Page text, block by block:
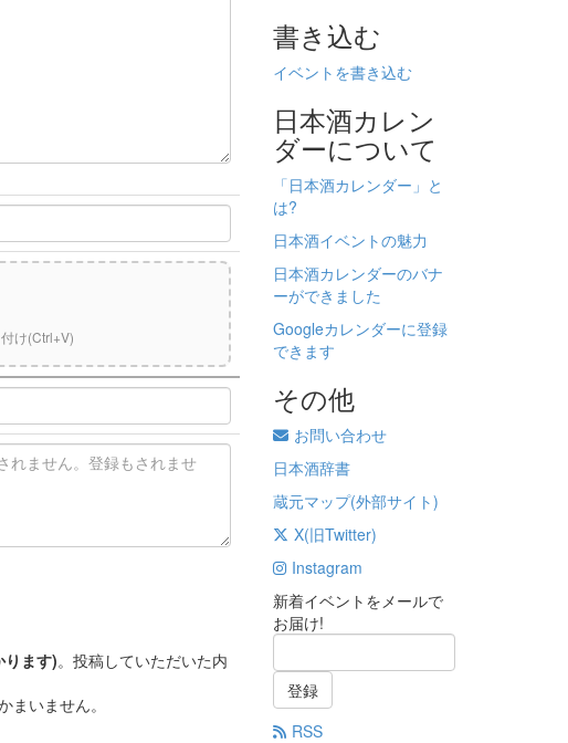
け(Ctrl+V)
ります)。投稿していただいた内
いません。
書き込む
イベントを書き込む
日本酒カレン
ダーについて
「日本酒カレンダー」と
は?
日本酒イベントの魅力
日本酒カレンダーのバナ
ーができました
Googleカレンダーに登録
できます
その他
お問い合わせ
日本酒辞書
蔵元マップ(外部サイト)
X(旧Twitter)
Instagram
新着イベントをメールで
お届け!
登録
RSS